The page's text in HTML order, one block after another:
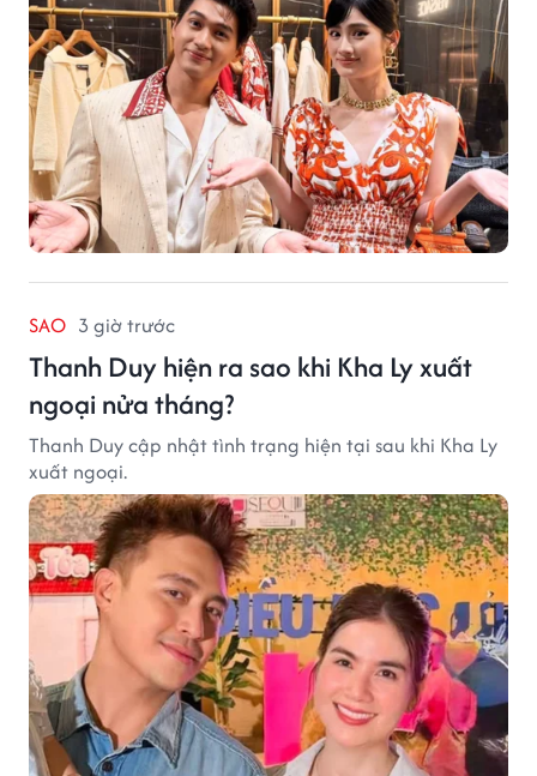
SAO 3 giờ trước
Thanh Duy hiện ra sao khi Kha Ly xuất
ngoại nửa tháng?
Thanh Duy cập nhật tình trạng hiện tại sau khi Kha Ly
xuất ngoại.